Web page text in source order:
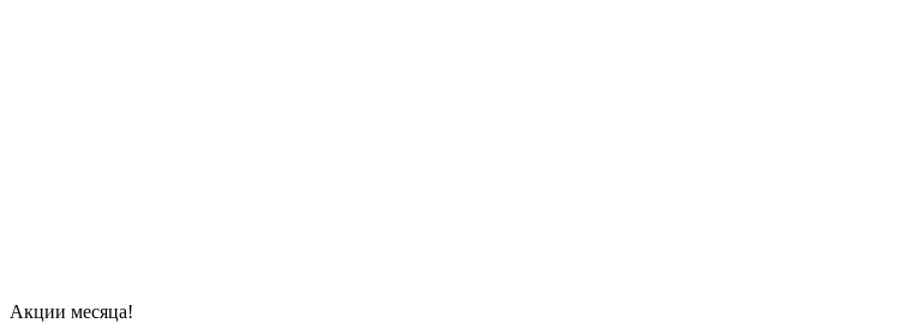
Акции месяца!